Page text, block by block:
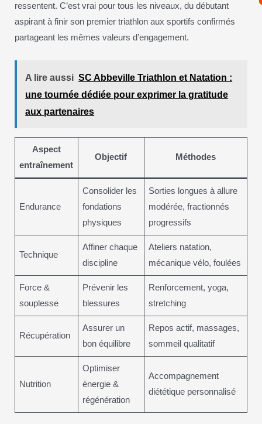
ressentent. C’est vrai pour tous les niveaux, du débutant
aspirant à finir son premier triathlon aux sportifs confirmés
partageant les mêmes valeurs d’engagement.
A lire aussi SC Abbeville Triathlon et Natation :
une tournée dédiée pour exprimer la gratitude
aux partenaires
Aspect
entraînement
Objectif Méthodes
Endurance
Consolider les
fondations
physiques
Sorties longues à allure
modérée, fractionnés
progressifs
Technique
Affiner chaque
discipline
Ateliers natation,
mécanique vélo, foulées
Force &
souplesse
Prévenir les
blessures
Renforcement, yoga,
stretching
Récupération
Assurer un
bon équilibre
Repos actif, massages,
sommeil qualitatif
Nutrition
Optimiser
énergie &
régénération
Accompagnement
diététique personnalisé